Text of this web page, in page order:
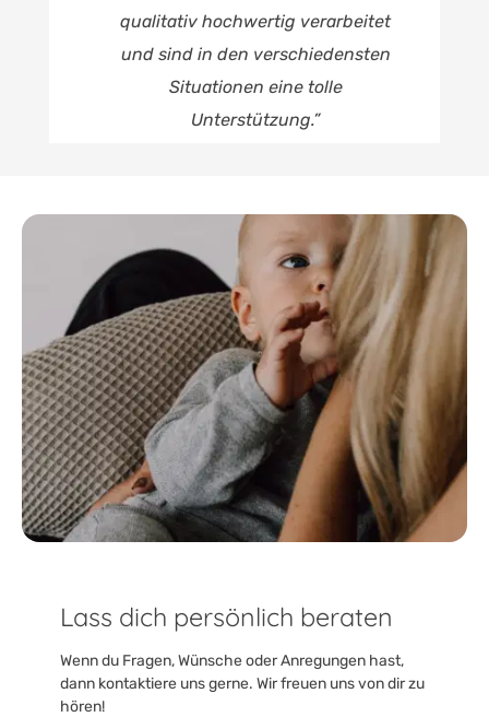
qualitativ hochwertig verarbeitet
und sind in den verschiedensten
Situationen eine tolle
Unterstützung.”
Lass dich persönlich beraten
Wenn du Fragen, Wünsche oder Anregungen hast,
dann kontaktiere uns gerne. Wir freuen uns von dir zu
hören!